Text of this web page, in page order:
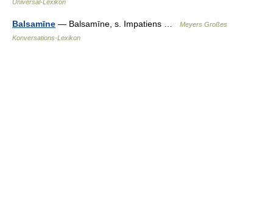
Universal-Lexikon
Balsamīne — Balsamīne, s. Impatiens …
Meyers Großes
Konversations-Lexikon